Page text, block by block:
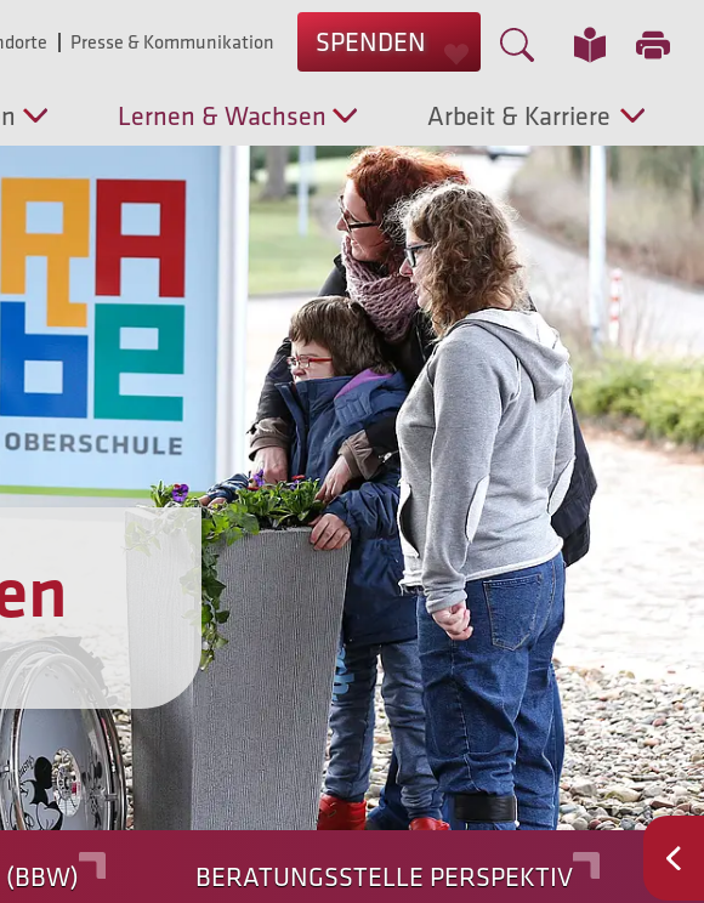
Lernen & Wachsen Arbeit & Karriere
Presse & Kommunikation SPENDEN
BERATUNGSSTELLE PERSPEKTIV